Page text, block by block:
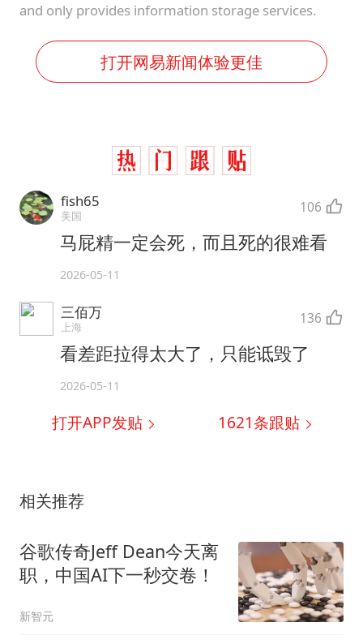
and only provides information storage services.
打开网易新闻体验更佳
fish65
美国 106
马屁精一定会死，而且死的很难看
2026-05-11
三佰万
上海 136
看差距拉得太大了，只能诋毁了
2026-05-11
打开APP发贴 1621条跟贴
相关推荐
谷歌传奇Jeff Dean今天离
职，中国AI下一秒交卷！
新智元